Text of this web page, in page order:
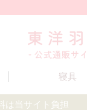
寝具
は当サイト負担